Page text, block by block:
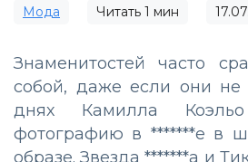
Мода Читать 1 мин
Знаменитостей часто
собой, даже если они не
днях Камилла Коэльо
фотографию в *******е в
образе. Звезда *******а и